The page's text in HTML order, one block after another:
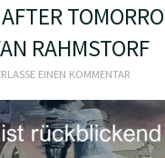
RAHMSTORF
EINEN KOMMENTAR